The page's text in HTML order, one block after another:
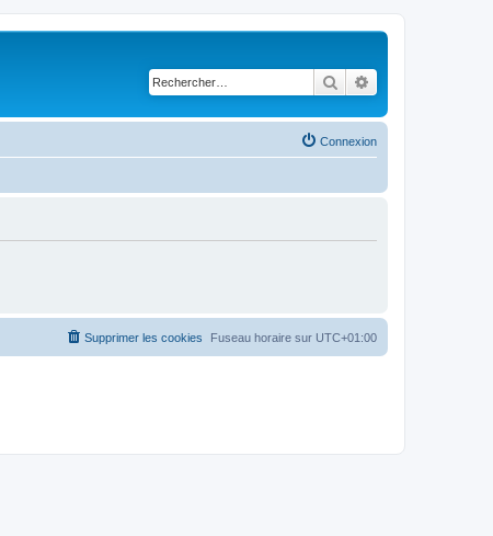
Rechercher
Connexion
Fuseau horaire sur UTC+01:00
Supprimer les cookies